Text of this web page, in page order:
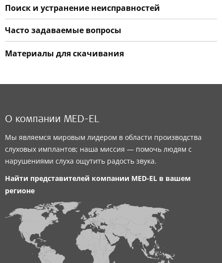
Поиск и устранение неисправностей
Часто задаваемые вопросы
Материалы для скачивания
О компании MED-EL
Мы являемся мировым лидером в области производства
слуховых имплантов; наша миссия — помочь людям с
нарушениями слуха ощутить радость звука.
Найти представителей компании MED-EL в вашем
регионе